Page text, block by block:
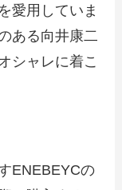
愛用していま
ある向井康二
シャレに着こ
ENEBEYCの